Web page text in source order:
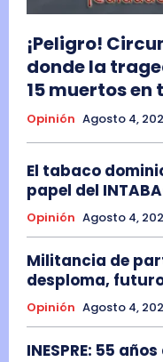
¡Peligro!
donde la
15 muertos en
Opinión Agosto 4,
El tabaco
papel del
Opinión Agosto 4,
Militancia de
desploma,
Opinión Agosto 4,
INESPRE: 55